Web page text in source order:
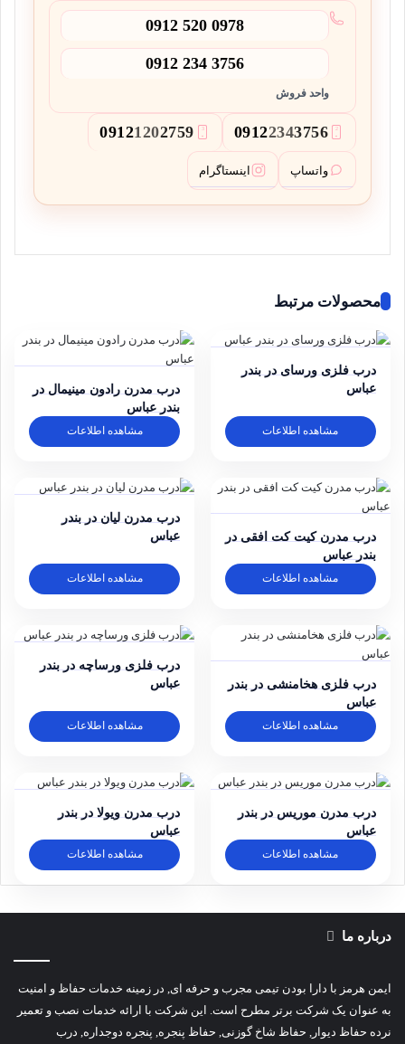
0912 520 0978
0912 234 3756
واحد فروش
2
09122343756
3
09121202759
واتساپ اینستاگرام
محصولات مرتبط
درب فلزی ورسای در بندر
عباس
مشاهده اطلاعات
درب مدرن رادون مینیمال در
بندر عباس
مشاهده اطلاعات
درب مدرن کیت کت افقی در
بندر عباس
مشاهده اطلاعات
درب مدرن لیان در بندر
عباس
مشاهده اطلاعات
درب فلزی هخامنشی در بندر
عباس
مشاهده اطلاعات
درب فلزی ورساچه در بندر
عباس
مشاهده اطلاعات
درب مدرن موریس در بندر
عباس
مشاهده اطلاعات
درب مدرن ویولا در بندر
عباس
مشاهده اطلاعات
درباره ما
ایمن هرمز با دارا بودن تیمی مجرب و حرفه ای, در زمینه خدمات حفاظ و امنیت
به عنوان یک شرکت برتر مطرح است. این شرکت با ارائه خدمات نصب و تعمیر
نرده حفاظ دیوار, حفاظ شاخ گوزنی, حفاظ پنجره, پنجره دوجداره, درب